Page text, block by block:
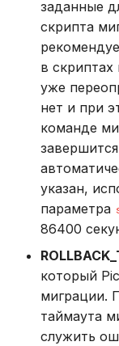
Устранение
заданные
скрипта
в скриптах
уже
нет и при
команде
указан,
параметра
86400
который
миграции.
таймаута
служить